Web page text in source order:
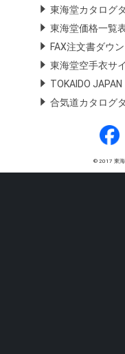
東海堂カタログ
東海堂価格一覧
FAX注文書ダウ
東海堂空手衣サ
TOKAIDO
合気道カタログ
© 2017 東海